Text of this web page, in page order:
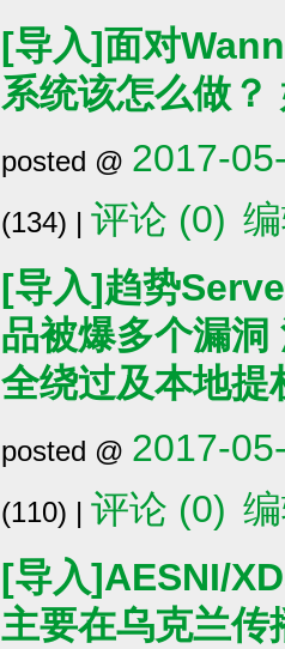
[导入]面对
系统该怎么做？
posted @ 2017-
(134) | 评论 (0)
[导入]趋势
品被爆多个漏洞
全绕过及本地提
posted @ 2017-
(110) | 评论 (0)
[导入]AESNI/
主要在乌克兰传